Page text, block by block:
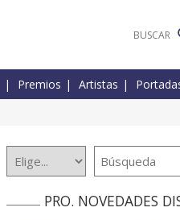
Premios Artistas
PRO. NOVEDADES